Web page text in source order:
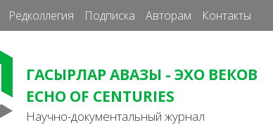
Редколлегия Подписка Авторам Контакты
ГАСЫРЛАР АВАЗЫ - ЭХО ВЕКОВ
ECHO OF CENTURIES
Научно-документальный журнал